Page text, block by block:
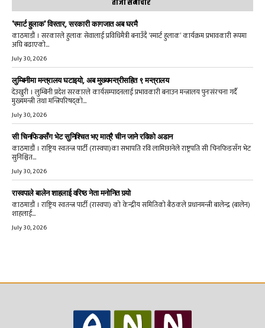
ताजा समाचार
‘स्मार्ट हुलाक’ विस्तार, सरकारी कागजात अब घरमै
काठमाडौं । सरकारले हुलाक सेवालाई प्रविधिमैत्री बनाउँदै ‘स्मार्ट हुलाक’ कार्यक्रम प्रभावकारी रूपमा
अघि बढाएको...
July 30, 2026
लुम्बिनीमा मन्त्रालय घटाइयो, अब मुख्यमन्त्रीसहित ९ मन्त्रालय
देउखुरी । लुम्बिनी प्रदेश सरकारले कार्यसम्पादनलाई प्रभावकारी बनाउन मन्त्रालय पुनःसंरचना गर्दै
मुख्यमन्त्री तथा मन्त्रिपरिषद्को...
July 30, 2026
सी चिनफिङसँग भेट सुनिश्चित भए मात्रै चीन जाने रविको अडान
काठमाडौं । राष्ट्रिय स्वतन्त्र पार्टी (रास्वपा)का सभापति रवि लामिछानेले राष्ट्रपति सी चिनफिङसँग भेट
सुनिश्चित...
July 30, 2026
रास्वपाले बालेन शाहलाई वरिष्ठ नेता मनोनित गर्‍यो
काठमाडौं । राष्ट्रिय स्वतन्त्र पार्टी (रास्वपा) को केन्द्रीय समितिको बैठकले प्रधानमन्त्री बालेन्द्र (बालेन)
शाहलाई...
July 30, 2026